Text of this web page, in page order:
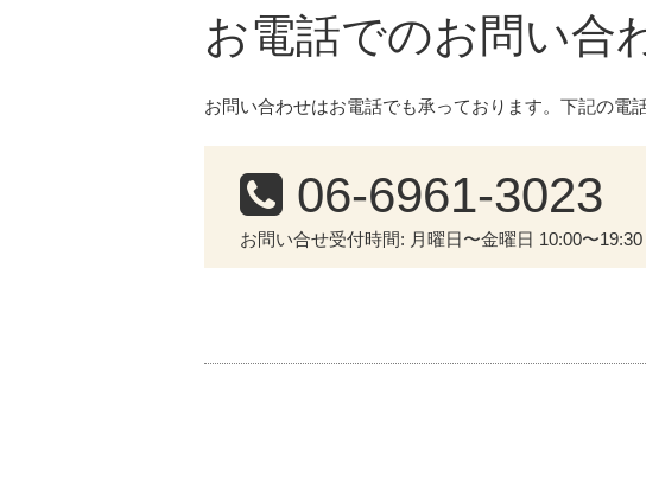
お電話でのお問い合
お問い合わせはお電話でも承っております。下記の電
06-6961-3023
お問い合せ受付時間: 月曜日〜金曜日 10:00〜